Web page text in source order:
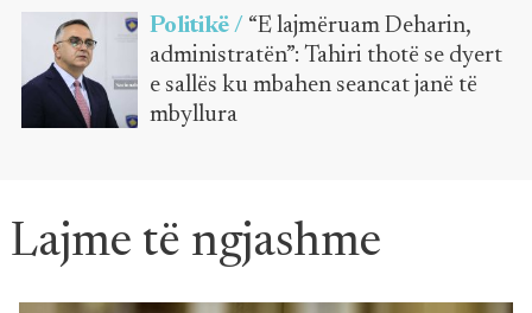
Politikë / “E lajmëruam Deharin,
administratën”: Tahiri thotë se dyert
e sallës ku mbahen seancat janë të
mbyllura
Lajme të ngjashme